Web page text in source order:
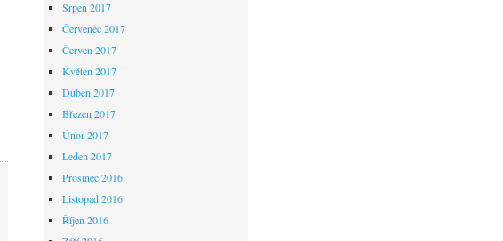
Srpen 2017
Červenec 2017
Červen 2017
Květen 2017
Duben 2017
Březen 2017
Únor 2017
Leden 2017
Prosinec 2016
Listopad 2016
Říjen 2016